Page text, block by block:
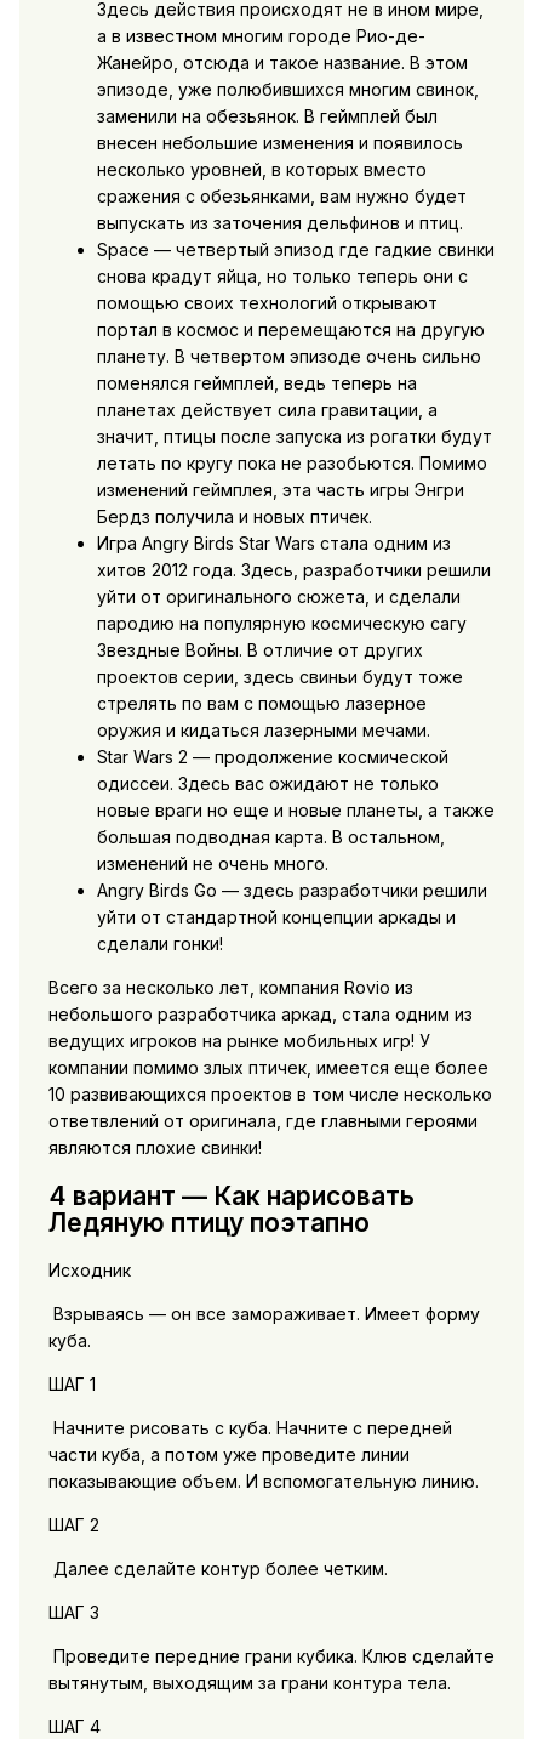
Здесь действия происходят не в ином мире,
а в известном многим городе Рио-де-
Жанейро, отсюда и такое название. В этом
эпизоде, уже полюбившихся многим свинок,
заменили на обезьянок. В геймплей был
внесен небольшие изменения и появилось
несколько уровней, в которых вместо
сражения с обезьянками, вам нужно будет
выпускать из заточения дельфинов и птиц.
Space — четвертый эпизод где гадкие свинки
снова крадут яйца, но только теперь они с
помощью своих технологий открывают
портал в космос и перемещаются на другую
планету. В четвертом эпизоде очень сильно
поменялся геймплей, ведь теперь на
планетах действует сила гравитации, а
значит, птицы после запуска из рогатки будут
летать по кругу пока не разобьются. Помимо
изменений геймплея, эта часть игры Энгри
Бердз получила и новых птичек.
Игра Angry Birds Star Wars стала одним из
хитов 2012 года. Здесь, разработчики решили
уйти от оригинального сюжета, и сделали
пародию на популярную космическую сагу
Звездные Войны. В отличие от других
проектов серии, здесь свиньи будут тоже
стрелять по вам с помощью лазерное
оружия и кидаться лазерными мечами.
Star Wars 2 — продолжение космической
одиссеи. Здесь вас ожидают не только
новые враги но еще и новые планеты, а также
большая подводная карта. В остальном,
изменений не очень много.
Angry Birds Go — здесь разработчики решили
уйти от стандартной концепции аркады и
сделали гонки!
Всего за несколько лет, компания Rovio из
небольшого разработчика аркад, стала одним из
ведущих игроков на рынке мобильных игр! У
компании помимо злых птичек, имеется еще более
10 развивающихся проектов в том числе несколько
ответвлений от оригинала, где главными героями
являются плохие свинки!
4 вариант — Как нарисовать
Ледяную птицу поэтапно
Исходник
Взрываясь — он все замораживает. Имеет форму
куба.
ШАГ 1
Начните рисовать с куба. Начните с передней
части куба, а потом уже проведите линии
показывающие объем. И вспомогательную линию.
ШАГ 2
Далее сделайте контур более четким.
ШАГ 3
Проведите передние грани кубика. Клюв сделайте
вытянутым, выходящим за грани контура тела.
ШАГ 4